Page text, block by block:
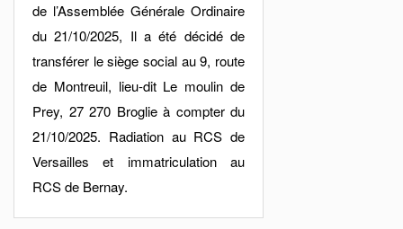
de l’Assemblée Générale Ordinaire
du 21/10/2025, Il a été décidé de
transférer le siège social au 9, route
de Montreuil, lieu-dit Le moulin de
Prey, 27 270 Broglie à compter du
21/10/2025. Radiation au RCS de
Versailles et immatriculation au
RCS de Bernay.